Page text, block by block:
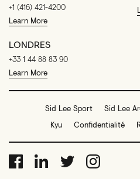
+1 (416) 421-4200
Learn More
LONDRES
+33 1 44 88 83 90
Learn More
Sid Lee Sport Sid Lee
Kyu
Confidentialité